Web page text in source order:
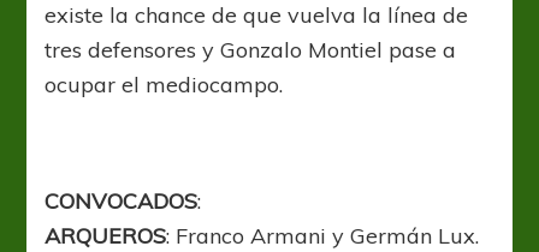
existe la chance de que vuelva la línea de
tres defensores y Gonzalo Montiel pase a
ocupar el mediocampo.
CONVOCADOS:
ARQUEROS: Franco Armani y Germán Lux.